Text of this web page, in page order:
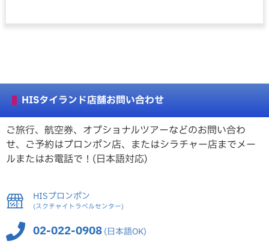
HISタイランド店舗お問い合わせ
ご旅行、航空券、オプショナルツアーなどのお問い合わ
せ、ご予約はプロンポン店、またはシラチャー店までメー
ルまたはお電話で！(日本語対応)
HISプロンポン
(スクチャイトラベルセンター)
02-022-0908(日本語OK)